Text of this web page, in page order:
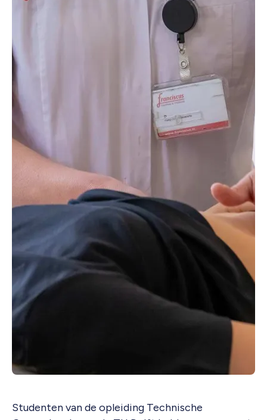
Studenten van de opleiding Technische